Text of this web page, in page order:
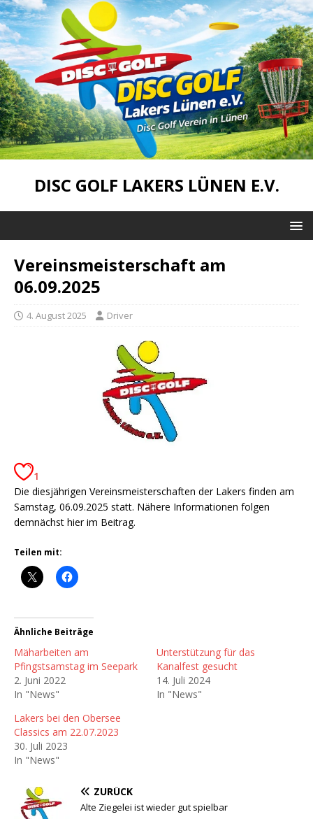
DISC GOLF LAKERS LÜNEN E.V.
Vereinsmeisterschaft am
06.09.2025
4. August 2025 Driver
1
Die diesjährigen Vereinsmeisterschaften der Lakers finden am
Samstag, 06.09.2025 statt. Nähere Informationen folgen
demnächst hier im Beitrag.
Teilen mit:
Ähnliche Beiträge
Mäharbeiten am
Pfingstsamstag im Seepark
2. Juni 2022
In "News"
Unterstützung für das
Kanalfest gesucht
14. Juli 2024
In "News"
Lakers bei den Obersee
Classics am 22.07.2023
30. Juli 2023
In "News"
ZURÜCK
Alte Ziegelei ist wieder gut spielbar